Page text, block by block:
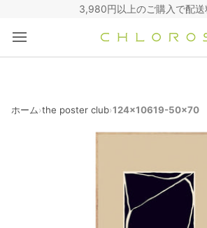
3,980円以上のご購入で配送
ホーム›the poster club›124x10619-50x70